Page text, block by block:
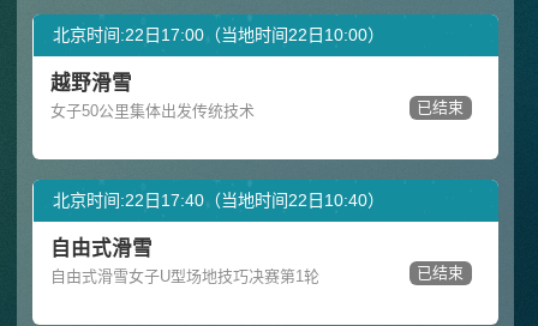
北京时间:22日17:00（当地时间22日10:00）
越野滑雪
女子50公里集体出发传统技术 已结束
北京时间:22日17:40（当地时间22日10:40）
自由式滑雪
自由式滑雪女子U型场地技巧决赛第1轮 已结束